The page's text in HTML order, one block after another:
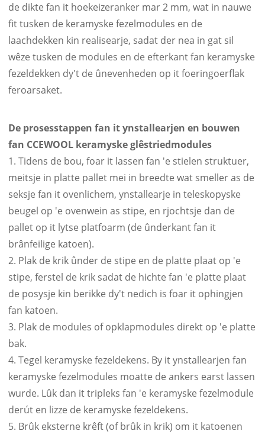
de dikte fan it hoekeizeranker mar 2 mm, wat in nauwe
fit tusken de keramyske fezelmodules en de
laachdekken kin realisearje, sadat der nea in gat sil
wêze tusken de modules en de efterkant fan keramyske
fezeldekken dy't de ûnevenheden op it foeringoerflak
feroarsaket.
De prosesstappen fan it ynstallearjen en bouwen
fan CCEWOOL keramyske glêstriedmodules
1. Tidens de bou, foar it lassen fan 'e stielen struktuer,
meitsje in platte pallet mei in breedte wat smeller as de
seksje fan it ovenlichem, ynstallearje in teleskopyske
beugel op 'e ovenwein as stipe, en rjochtsje dan de
pallet op it lytse platfoarm (de ûnderkant fan it
brânfeilige katoen).
2. Plak de krik ûnder de stipe en de platte plaat op 'e
stipe, ferstel de krik sadat de hichte fan 'e platte plaat
de posysje kin berikke dy't nedich is foar it ophingjen
fan katoen.
3. Plak de modules of opklapmodules direkt op 'e platte
bak.
4. Tegel keramyske fezeldekens. By it ynstallearjen fan
keramyske fezelmodules moatte de ankers earst lassen
wurde. Lûk dan it tripleks fan 'e keramyske fezelmodule
derút en lizze de keramyske fezeldekens.
5. Brûk eksterne krêft (of brûk in krik) om it katoenen